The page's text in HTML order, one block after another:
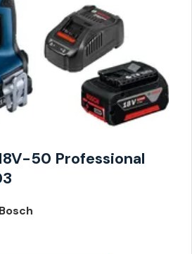
50 Professional
Bosch